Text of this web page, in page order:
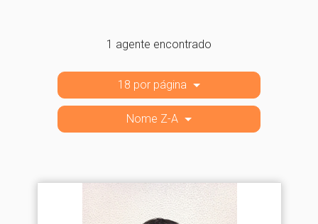
1 agente encontrado
18 por página
Nome Z-A